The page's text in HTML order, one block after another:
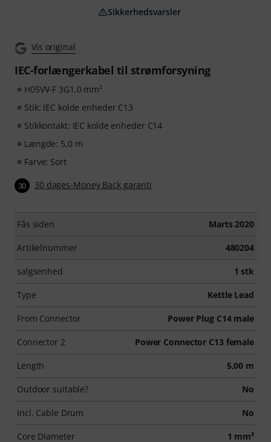
Vis original
IEC-forlængerkabel til strømforsyning
H05VV-F 3G1,0 mm²
Stik: IEC kolde enheder C13
Stikkontakt: IEC kolde enheder C14
Længde: 5,0 m
Farve: Sort
30 30 dages-Money Back garanti
Fås siden Marts 2020
Artikelnummer 480204
salgsenhed 1 stk
Type Kettle Lead
From Connector Power Plug C14 male
Connector 2 Power Connector C13 female
Length 5,00 m
Outdoor suitable? No
Incl. Cable Drum No
Core Diameter 1 mm²
Sikkerhedsvarsler